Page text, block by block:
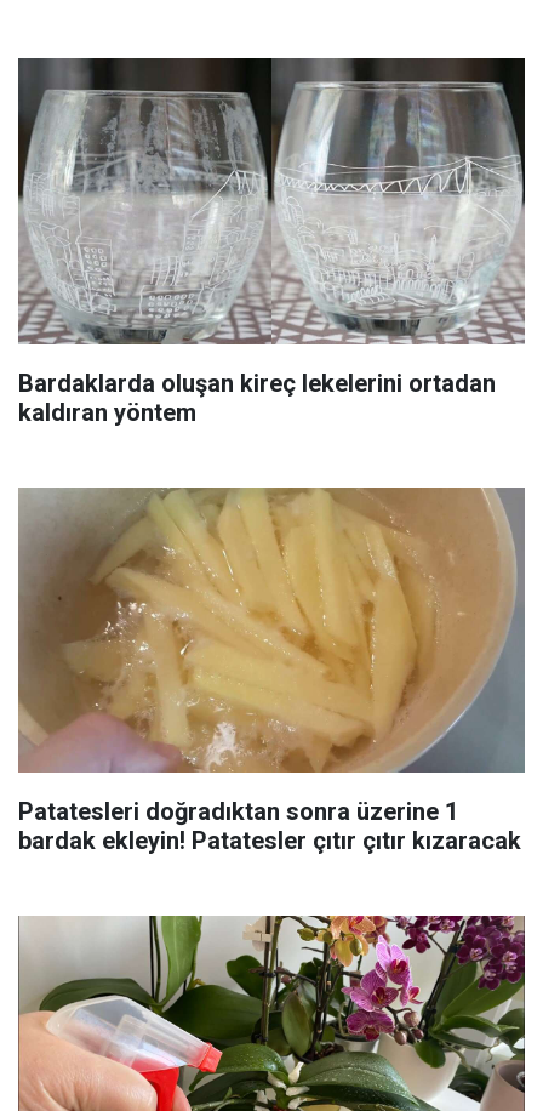
Bardaklarda oluşan kireç lekelerini ortadan
kaldıran yöntem
Patatesleri doğradıktan sonra üzerine 1
bardak ekleyin! Patatesler çıtır çıtır kızaracak